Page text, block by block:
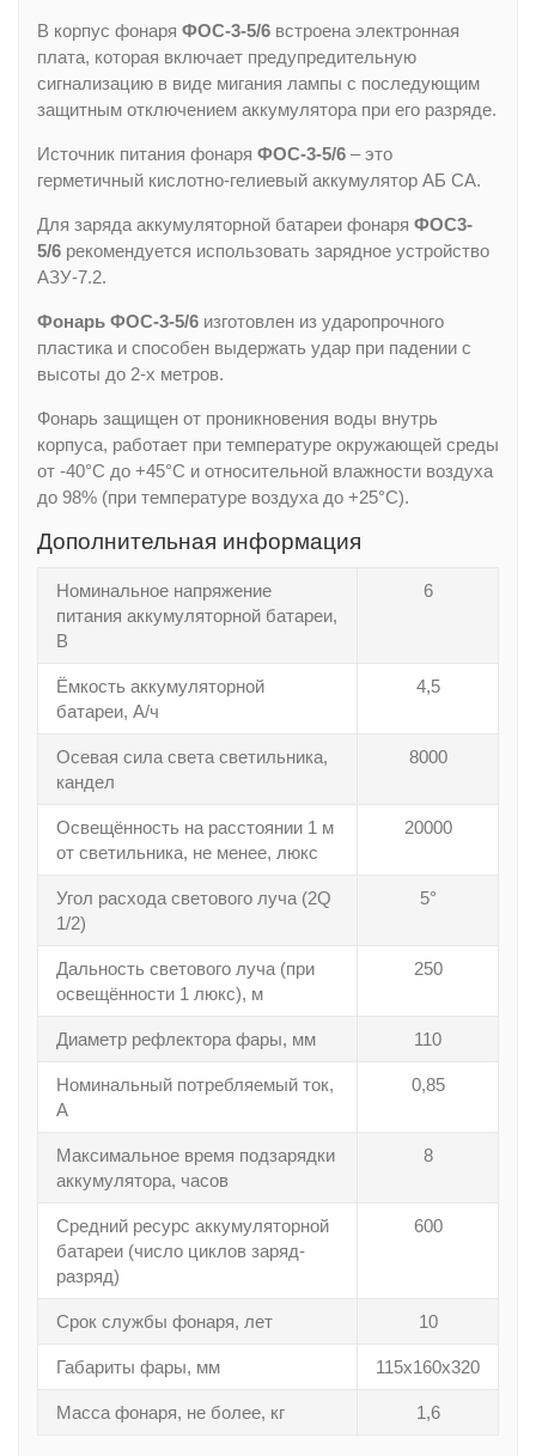
В корпус фонаря ФОС-3-5/6 встроена электронная
плата, которая включает предупредительную
сигнализацию в виде мигания лампы с последующим
защитным отключением аккумулятора при его разряде.
Источник питания фонаря ФОС-3-5/6 – это
герметичный кислотно-гелиевый аккумулятор АБ СА.
Для заряда аккумуляторной батареи фонаря ФОС3-
5/6 рекомендуется использовать зарядное устройство
АЗУ-7.2.
Фонарь ФОС-3-5/6 изготовлен из ударопрочного
пластика и способен выдержать удар при падении с
высоты до 2-х метров.
Фонарь защищен от проникновения воды внутрь
корпуса, работает при температуре окружающей среды
от -40°С до +45°С и относительной влажности воздуха
до 98% (при температуре воздуха до +25°С).
Дополнительная информация
Номинальное напряжение
питания аккумуляторной батареи,
В
6
Ёмкость аккумуляторной
батареи, А/ч
4,5
Осевая сила света светильника,
кандел
8000
Освещённость на расстоянии 1 м
от светильника, не менее, люкс
20000
Угол расхода светового луча (2Q
1/2)
5°
Дальность светового луча (при
освещённости 1 люкс), м
250
Диаметр рефлектора фары, мм 110
Номинальный потребляемый ток,
А
0,85
Максимальное время подзарядки
аккумулятора, часов
8
Средний ресурс аккумуляторной
батареи (число циклов заряд-
разряд)
600
Срок службы фонаря, лет 10
Габариты фары, мм 115х160х320
Масса фонаря, не более, кг 1,6